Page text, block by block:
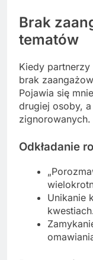
Brak
tematów
Kiedy
brak
Pojawia się
drugiej osoby,
zignorowanych.
Odkładanie
Unikanie